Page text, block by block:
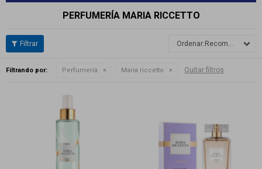
PERFUMERÍA MARIA RICCETTO
Recomendados
Filtrando por: Perfumería Maria riccetto Quitar filtros